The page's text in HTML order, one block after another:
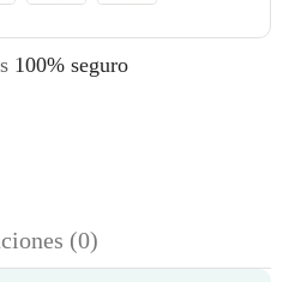
100% seguro
(0)